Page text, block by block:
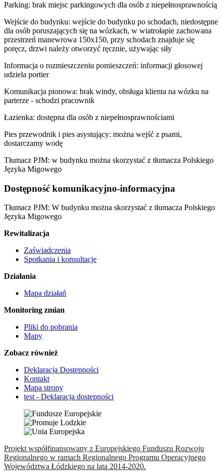
Parking: brak miejsc parkingowych dla osób z niepełnosprawnością
Wejście do budynku: wejście do budynku po schodach, niedostępne
dla osób poruszających się na wózkach, w wiatrołapie zachowana
przestrzeń manewrowa 150x150, przy schodach znajduje się
poręcz, drzwi należy otworzyć ręcznie, używając siły
Informacja o rozmieszczeniu pomieszczeń: informacji głosowej
udziela portier
Komunikacja pionowa: brak windy, obsługa klienta na wózku na
parterze - schodzi pracownik
Łazienka: dostępna dla osób z niepełnosprawnościami
Pies przewodnik i pies asystujący: można wejść z psami,
dostarczamy wodę
Tłumacz PJM: w budynku można skorzystać z tłumacza Polskiego
Języka Migowego
Dostępność komunikacyjno-informacyjna
Tłumacz PJM: W budynku można skorzystać z tłumacza Polskiego
Języka Migowego
Rewitalizacja
Zaświadczenia
Spotkania i konsultacje
Działania
Mapa działań
Monitoring zmian
Pliki do pobrania
Mapy
Zobacz również
Deklaracja Dostępności
Kontakt
Mapa strony
test - Deklaracja dostępności
Projekt współfinansowany z Europejskiego Funduszu Rozwoju
Regionalnego w ramach Regionalnego Programu Operacyjnego
Województwa Łódzkiego na lata 2014-2020.